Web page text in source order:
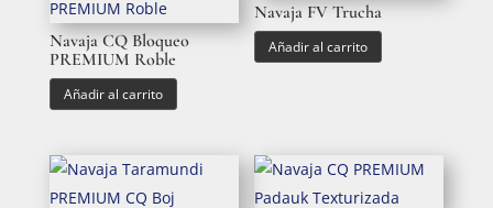
Navaja CQ Bloqueo
PREMIUM Roble
Añadir al carrito
Navaja FV Trucha
Añadir al carrito